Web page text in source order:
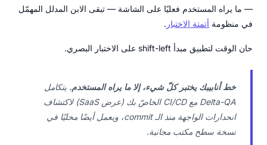
— ما يراه المستخدم فعليًا على الشاشة — تبقى الابن المدلل المهمّل
في منظومة أتمتة الاختبار .
حان الوقت لتطبيق مبدأ shift-left على الاختبار البصري.
خط أنابيبك يختبر كلّ شيء، إلا ما يراه المستخدم. يتكامل
Delta-QA مع CI/CD الخاصّ بك (عرض SaaS) لاكتشاف
انحدارات الواجهة منذ الـ commit، ويعمل أيضًا محليًا في
نسخة سطح مكتب مجانية.